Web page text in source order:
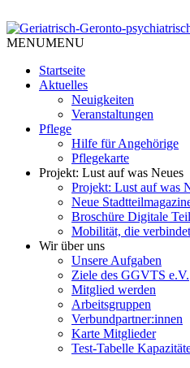
to
content
Geriatrisch-
psychiatrischer
Tempelhof Schöneberg
MENUMENU
Startseite
Aktuelles
Neuigkeiten
Veranstaltungen
Pflege
Hilfe für Angehörige
Pflegekarte
Projekt: Lust auf was Neues
Projekt: Lust auf was
Neue
Broschüre Digitale
Mobilität, die verbindet
Wir über uns
Unsere Aufgaben
Ziele des GGVTS e.V.
Mitglied werden
Arbeitsgruppen
Verbundpartner:innen
Karte Mitglieder
Test-Tabelle